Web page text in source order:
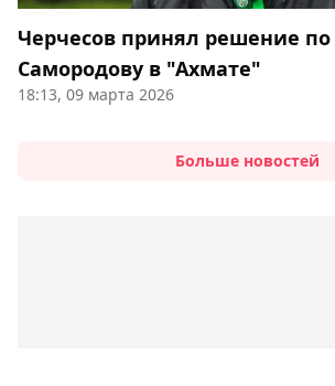
Черчесов принял решение
Самородову в "Ахмате"
18:13, 09 марта 2026
Больше новостей